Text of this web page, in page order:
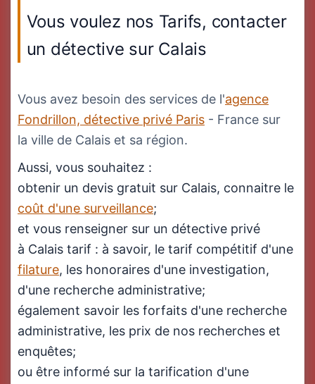
Vous voulez nos Tarifs, contacter
un détective sur Calais
Vous avez besoin des services de l'agence
Fondrillon, détective privé Paris - France sur
la ville de Calais et sa région.
Aussi, vous souhaitez :
obtenir un devis gratuit sur Calais, connaitre le
coût d'une surveillance;
et vous renseigner sur un détective privé
à Calais tarif : à savoir, le tarif compétitif d'une
filature, les honoraires d'une investigation,
d'une recherche administrative;
également savoir les forfaits d'une recherche
administrative, les prix de nos recherches et
enquêtes;
ou être informé sur la tarification d'une